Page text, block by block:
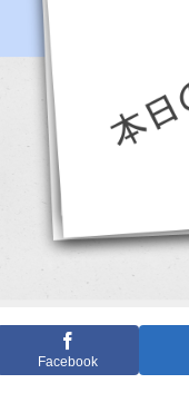
Facebook